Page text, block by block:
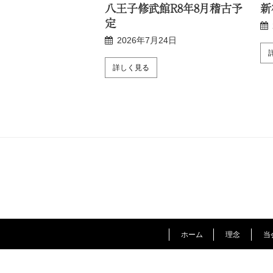
八王子修武館R8年8月稽古予
定
2026年7月24日
詳しく見る
ホーム 理念 当